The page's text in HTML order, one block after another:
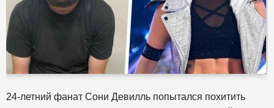
24-летний фанат Сони Девилль попытался похитить